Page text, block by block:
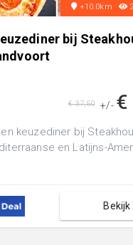
+10.0km
bij
+/- €
€ 37,50
keuzediner bij
en Latijns-
Bekijk